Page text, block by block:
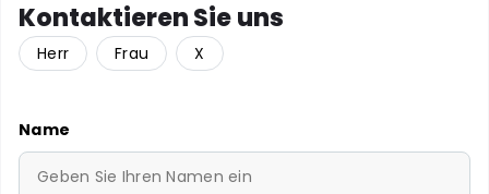
Kontaktieren Sie uns
Herr Frau X
Name